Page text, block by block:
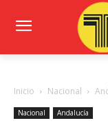
Inicio Nacional
Nacional Andalucía